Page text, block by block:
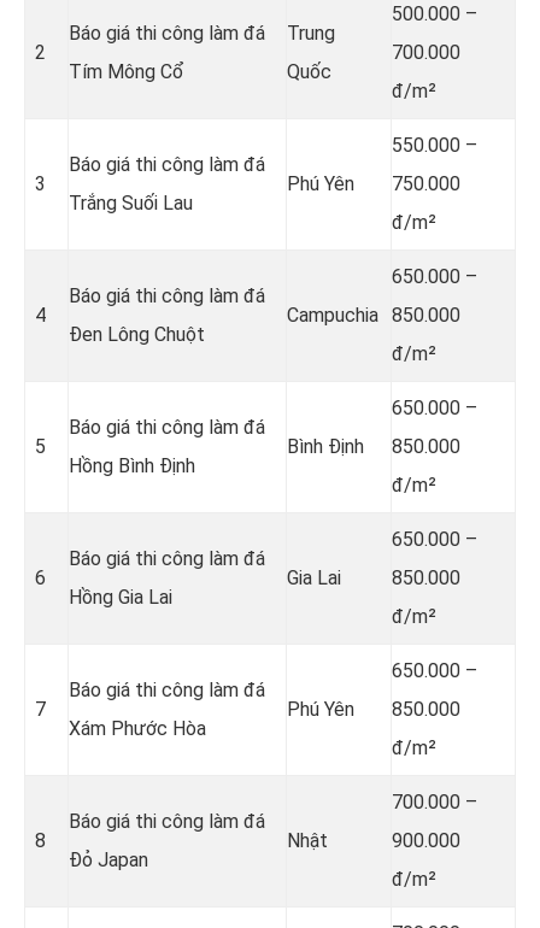
2
Báo giá thi công làm đá
Tím Mông Cổ
Trung
Quốc
500.000 –
700.000
đ/m²
3
Báo giá thi công làm đá
Trắng Suối Lau
Phú Yên
550.000 –
750.000
đ/m²
4
Báo giá thi công làm đá
Đen Lông Chuột
Campuchia
650.000 –
850.000
đ/m²
5
Báo giá thi công làm đá
Hồng Bình Định
Bình Định
650.000 –
850.000
đ/m²
6
Báo giá thi công làm đá
Hồng Gia Lai
Gia Lai
650.000 –
850.000
đ/m²
7
Báo giá thi công làm đá
Xám Phước Hòa
Phú Yên
650.000 –
850.000
đ/m²
8
Báo giá thi công làm đá
Đỏ Japan
Nhật
700.000 –
900.000
đ/m²